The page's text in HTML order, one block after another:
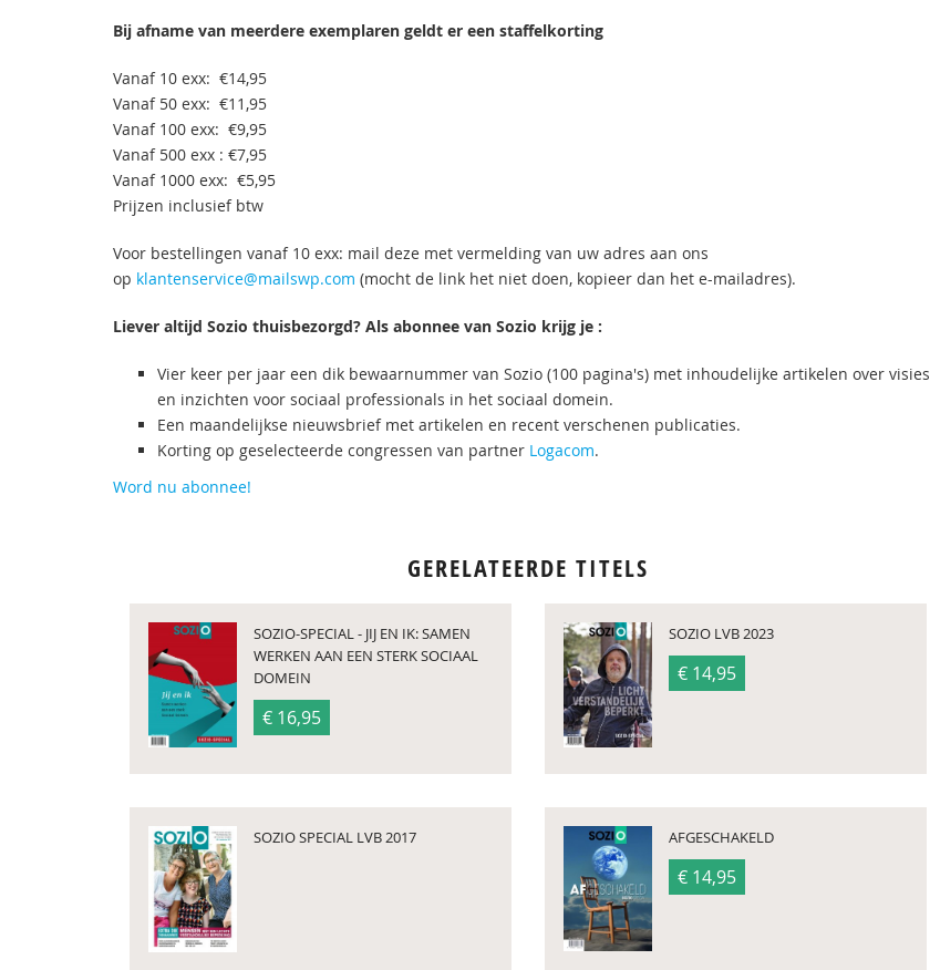
Bij afname van meerdere exemplaren geldt er een staffelkorting
Vanaf 10 exx: €14,95
Vanaf 50 exx: €11,95
Vanaf 100 exx: €9,95
Vanaf 500 exx : €7,95
Vanaf 1000 exx: €5,95
Prijzen inclusief btw
Voor bestellingen vanaf 10 exx: mail deze met vermelding van uw adres aan ons
op klantenservice@mailswp.com (mocht de link het niet doen, kopieer dan het e-mailadres).
Liever altijd Sozio thuisbezorgd? Als abonnee van Sozio krijg je :
Vier keer per jaar een dik bewaarnummer van Sozio (100 pagina's) met inhoudelijke artikelen over visies
en inzichten voor sociaal professionals in het sociaal domein.
Een maandelijkse nieuwsbrief met artikelen en recent verschenen publicaties.
Korting op geselecteerde congressen van partner Logacom.
Word nu abonnee!
GERELATEERDE TITELS
SOZIO-SPECIAL - JIJ EN IK: SAMEN
WERKEN AAN EEN STERK SOCIAAL
DOMEIN
€ 16,95
SOZIO LVB 2023
€ 14,95
SOZIO SPECIAL LVB 2017 AFGESCHAKELD
€ 14,95